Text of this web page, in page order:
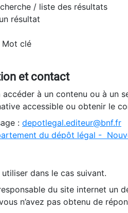
/ liste des résultats
résultat
Mot clé
et contact
accéder à un contenu ou à
accessible ou obtenir le
: depotlegal.editeur@bnf.fr
du dépôt légal -
dans le cas suivant.
du site internet un
n’avez pas obtenu de